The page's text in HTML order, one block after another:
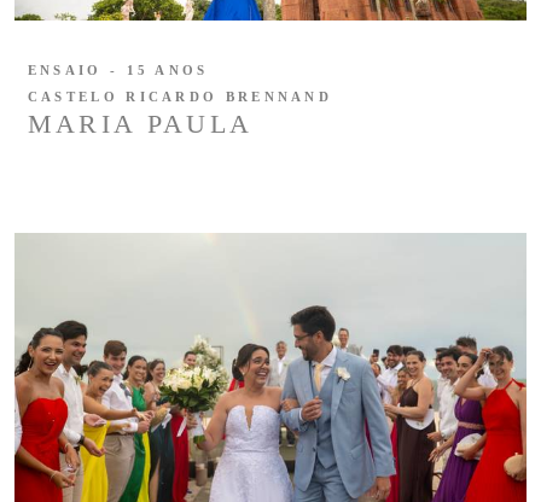
MARIA PAULA
ENSAIO - 15 ANOS
CASTELO RICARDO BRENNAND